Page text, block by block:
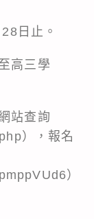
日止。
高三學
站查詢
），報名
）